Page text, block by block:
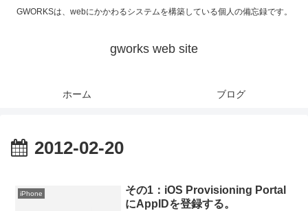
GWORKSは、webにかかわるシステムを構築している個人の備忘録です。
gworks web site
ホーム ブログ
2012-02-20
iPhone
その1：iOS Provisioning Portal
にAppIDを登録する。